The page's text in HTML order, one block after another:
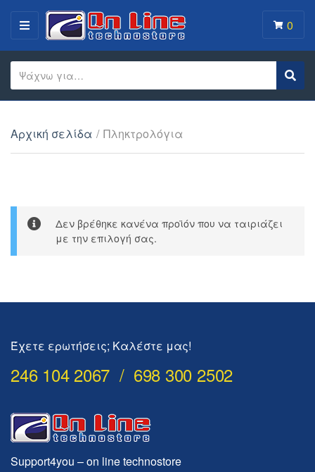
MENU
Category name
Search text
0
Αρχική σελίδα / Πληκτρολόγια
Δεν βρέθηκε κανένα προϊόν που να ταιριάζει
με την επιλογή σας.
Έχετε ερωτήσεις; Καλέστε μας!
246 104 2067 / 698 300 2502
Support4you – on line technostore